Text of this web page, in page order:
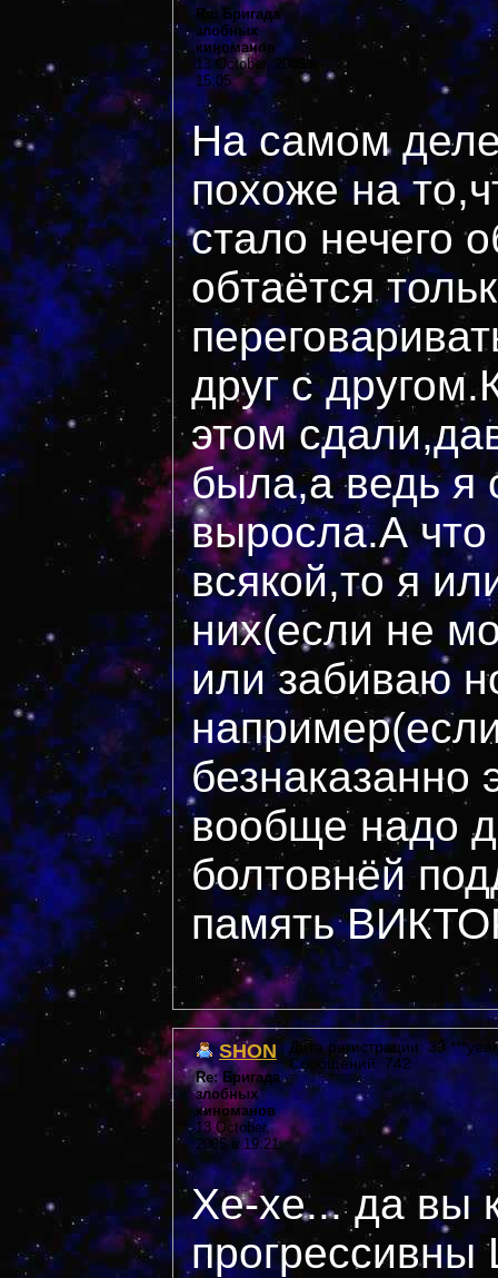
Re: Бригада
злобных
киноманов
13 October, 2005 в
15:05
На самом
похоже на
стало нечего
обтаётся
друг с
этом
была,а ведь я
выросла.А что
всякой,то я
них(если не
или забиваю
безнаказанно
вообще надо
болтовнёй
память
SHON
Re: Бригада
злобных
киноманов
13 October,
2005 в 19:21
Дата регистрации: 39
Сообщений: 742
Хе-хе... да вы
прогрессивны